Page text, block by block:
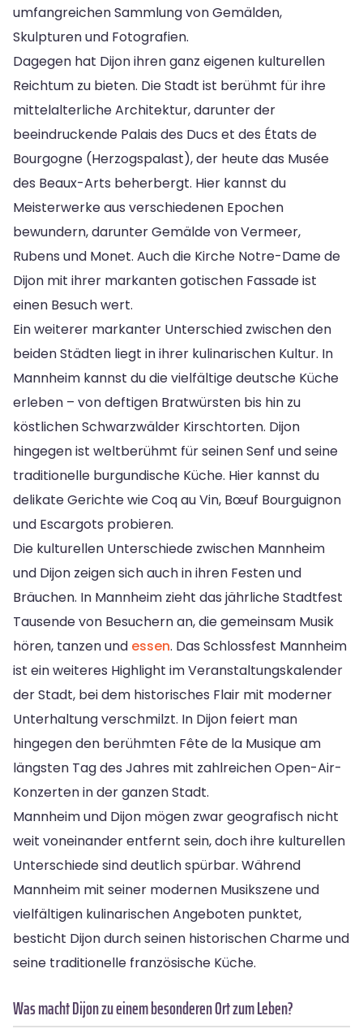
umfangreichen Sammlung von Gemälden,
Skulpturen und Fotografien.
Dagegen hat Dijon ihren ganz eigenen kulturellen
Reichtum zu bieten. Die Stadt ist berühmt für ihre
mittelalterliche Architektur, darunter der
beeindruckende Palais des Ducs et des États de
Bourgogne (Herzogspalast), der heute das Musée
des Beaux-Arts beherbergt. Hier kannst du
Meisterwerke aus verschiedenen Epochen
bewundern, darunter Gemälde von Vermeer,
Rubens und Monet. Auch die Kirche Notre-Dame de
Dijon mit ihrer markanten gotischen Fassade ist
einen Besuch wert.
Ein weiterer markanter Unterschied zwischen den
beiden Städten liegt in ihrer kulinarischen Kultur. In
Mannheim kannst du die vielfältige deutsche Küche
erleben – von deftigen Bratwürsten bis hin zu
köstlichen Schwarzwälder Kirschtorten. Dijon
hingegen ist weltberühmt für seinen Senf und seine
traditionelle burgundische Küche. Hier kannst du
delikate Gerichte wie Coq au Vin, Bœuf Bourguignon
und Escargots probieren.
Die kulturellen Unterschiede zwischen Mannheim
und Dijon zeigen sich auch in ihren Festen und
Bräuchen. In Mannheim zieht das jährliche Stadtfest
Tausende von Besuchern an, die gemeinsam Musik
hören, tanzen und essen. Das Schlossfest Mannheim
ist ein weiteres Highlight im Veranstaltungskalender
der Stadt, bei dem historisches Flair mit moderner
Unterhaltung verschmilzt. In Dijon feiert man
hingegen den berühmten Fête de la Musique am
längsten Tag des Jahres mit zahlreichen Open-Air-
Konzerten in der ganzen Stadt.
Mannheim und Dijon mögen zwar geografisch nicht
weit voneinander entfernt sein, doch ihre kulturellen
Unterschiede sind deutlich spürbar. Während
Mannheim mit seiner modernen Musikszene und
vielfältigen kulinarischen Angeboten punktet,
besticht Dijon durch seinen historischen Charme und
seine traditionelle französische Küche.
Was macht Dijon zu einem besonderen Ort zum Leben?